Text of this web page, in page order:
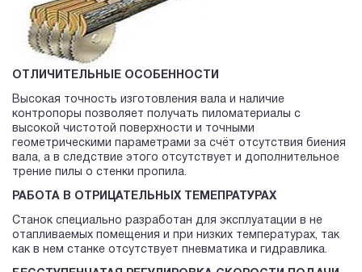
ОТЛИЧИТЕЛЬНЫЕ ОСОБЕННОСТИ
Высокая точность изготовления вала и наличие
контропоры позволяет получать пиломатериалы с
высокой чистотой поверхности и точными
геометрическими параметрами за счёт отсутствия биения
вала, а в следствие этого отсутствует и дополнительное
трение пилы о стенки пропила.
РАБОТА В ОТРИЦАТЕЛЬНЫХ ТЕМЕПРАТУРАХ
Станок специально разработан для эксплуатации в не
отапливаемых помещения и при низких температурах, так
как в нем станке отсутствует пневматика и гидравлика.